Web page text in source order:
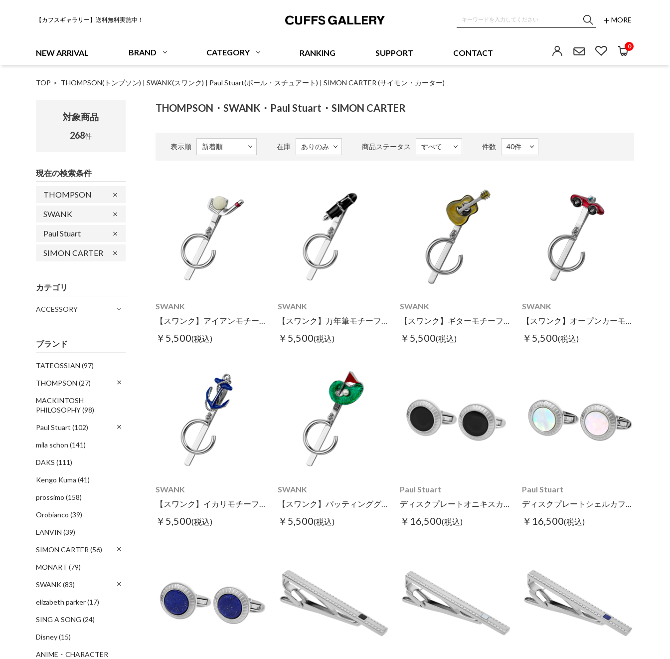
【カフスギャラリー】送料無料実施中！ MORE
NEW ARRIVAL BRAND CATEGORY RANKING SUPPORT CONTACT
0
TOP THOMPSON(トンプソン) | SWANK(スワンク) | Paul Stuart(ポール・スチュアート) | SIMON CARTER (サイモン・カーター)
対象商品
268件
現在の検索条件
THOMPSON
SWANK
Paul Stuart
SIMON CARTER
カテゴリ
ACCESSORY
ブランド
TATEOSSIAN (97)
THOMPSON (27)
MACKINTOSH
PHILOSOPHY(98)
Paul Stuart (102)
mila schon (141)
DAKS (111)
Kengo Kuma (41)
prossimo (158)
Orobianco (39)
LANVIN (39)
SIMON CARTER (56)
MONART (79)
SWANK(83)
elizabeth parker(17)
SING A SONG (24)
Disney(15)
ANIME・CHARACTER
THOMPSON・SWANK・Paul Stuart・SIMON CARTER
表示順 在庫 商品ステータス 件数
SWANK
【スワンク】アイアンモチーフグラスホルダー
￥5,500(税込)
SWANK
【スワンク】万年筆モチーフグラスホルダー
￥5,500(税込)
SWANK
【スワンク】ギターモチーフグラスホルダー
￥5,500(税込)
SWANK
【スワンク】オープンカーモチーフグラスホルダー
￥5,500(税込)
SWANK
【スワンク】イカリモチーフグラスホルダー
￥5,500(税込)
SWANK
【スワンク】パッティンググリーンモチーフグラスホルダー
￥5,500(税込)
Paul Stuart
ディスクプレートオニキスカフス
￥16,500(税込)
Paul Stuart
ディスクプレートシェルカフス ホワイト
￥16,500(税込)